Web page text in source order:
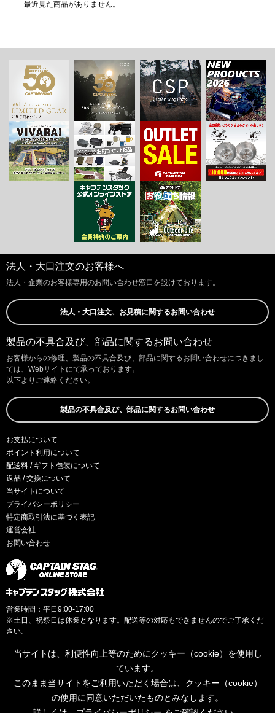
最近見た商品がありません。
法人・大口注文のお客様へ
法人・企業のお客様専用のお問い合わせ窓口を設けております。
法人・大口注文、お見積に関するお問い合わせ
製品の不具合及び、部品に関するお問い合わせ
お客様からの修理、製品の不具合及び、部品に関するお問い合わせにつきまし
ては、Webサイトにて承っております。
以下よりご連絡ください。
製品の不具合及び、部品に関するお問い合わせ
お支払について
ポイント利用について
配送料 / ギフト包装について
返品 / 交換について
当サイトについて
プライバシーポリシー
特定商取引法に基づく表記
運営会社
お問い合わせ
営業時間：平日9:00-17:00
※土日、祝祭日は休業となります。配送等の対応もできませんのでご了承くだ
さい。
当サイトは、利便性向上等のためにクッキー（cookie）を使用し
ています。
このまま当サイトをご利用いただく場合は、クッキー（cookie）
の使用に同意いただいたものとみなします。